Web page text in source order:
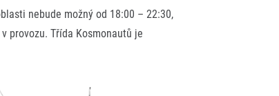
nebude možný od 18:00 – 22:30,
provozu. Třída Kosmonautů je